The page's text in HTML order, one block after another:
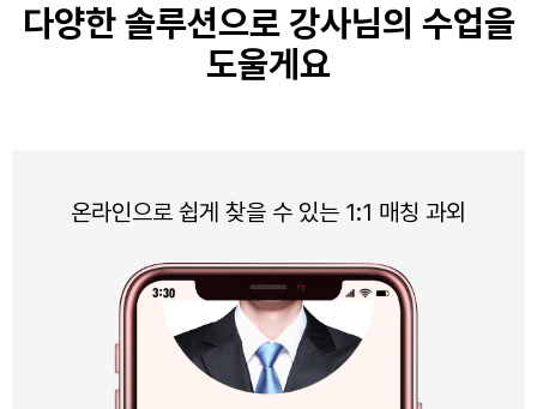
다양한 솔루션으로 강사님의 수업을
도울게요
온라인으로 쉽게 찾을 수 있는 1:1 매칭 과외